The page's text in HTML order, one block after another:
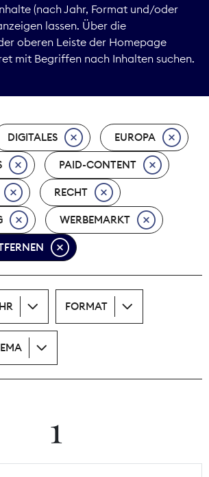
Kommunikation
Marktdaten
Nachhaltigkeit
Nachwuchs
Nova Award
Pressefreiheit
Print
Recht
Tarifpolitik
Theodor-Wolff-Preis
(nach Jahr, Format und/oder
lassen. Über die
oberen Leiste der Homepage
mit Begriffen nach Inhalten suchen.
DIGITALES EUROPA
PAID-CONTENT
RECHT
WERBEMARKT
FORMAT
1